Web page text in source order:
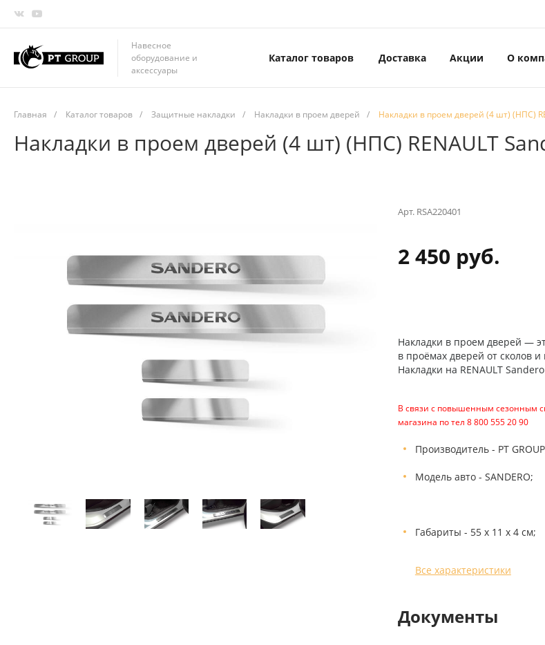
Навесное
оборудование и
аксессуары
Каталог товаров Доставка Акции О
Главная / Каталог товаров / Защитные накладки / Накладки в проем дверей / Накладки в проем дверей (4 шт) (НПС)
Накладки в проем дверей (4 шт) (НПС) RENAULT
Арт. RSA220401
2 450 руб.
Накладки в проем дверей —
в проёмах дверей от сколов
Накладки на RENAULT
В связи с повышенным сезонным
магазина по тел 8 800 555 20 90
Производитель - PT
Модель авто - SANDERO;
Габариты - 55 х 11 х 4 см;
Все характеристики
Документы